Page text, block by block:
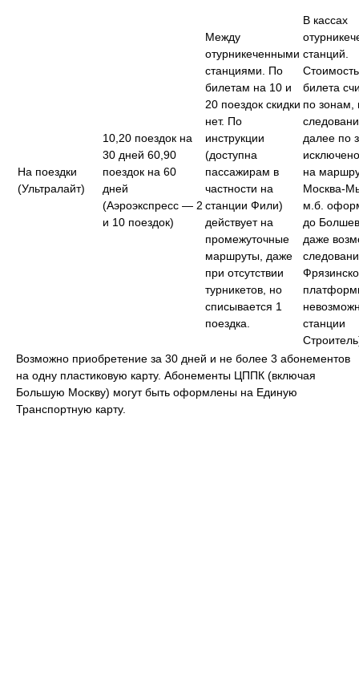
На поездки
(Ультралайт)
10,20 поездок на
30 дней 60,90
поездок на 60
дней
(Аэроэкспресс — 2
и 10 поездок)
Между
отурникеченными
станциями. По
билетам на 10 и
20 поездок скидки
нет. По
инструкции
(доступна
пассажирам в
частности на
станции Фили)
действует на
промежуточные
маршруты, даже
при отсутствии
турникетов, но
списывается 1
поездка.
В кассах
станций.
Стоимость
билета
по зонам,
далее по
на
Москва-
м.б.
до
даже
станции
Возможно приобретение за 30 дней и не более 3 абонементов
на одну пластиковую карту. Абонементы ЦППК (включая
Большую Москву) могут быть оформлены на Единую
Транспортную карту.